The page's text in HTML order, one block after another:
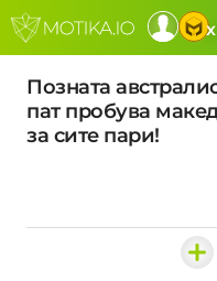
Позната
пат пробува
за сите пари!